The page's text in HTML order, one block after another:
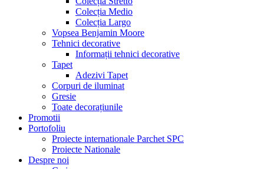
Colecția Medio
Colecția Largo
Vopsea Benjamin Moore
Tehnici decorative
Informații tehnici decorative
Tapet
Adezivi Tapet
Corpuri de iluminat
Gresie
Toate decorațiunile
Promotii
Portofoliu
Proiecte internationale Parchet SPC
Proiecte Nationale
Despre noi